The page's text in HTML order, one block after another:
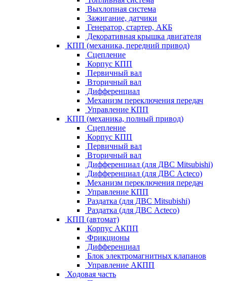
Выхлопная система
Зажигание, датчики
Генератор, стартер, АКБ
Декоративная крышка двигателя
КПП (механика, передний привод)
Сцепление
Корпус КПП
Первичный вал
Вторичный вал
Дифференциал
Механизм переключения передач
Управление КПП
КПП (механика, полный привод)
Сцепление
Корпус КПП
Первичный вал
Вторичный вал
Дифференциал (для ДВС Mitsubishi)
Дифференциал (для ДВС Acteco)
Механизм переключения передач
Управление КПП
Раздатка (для ДВС Mitsubishi)
Раздатка (для ДВС Acteco)
КПП (автомат)
Корпус АКПП
Фрикционы
Дифференциал
Блок электромагнитных клапанов
Управление АКПП
Ходовая часть